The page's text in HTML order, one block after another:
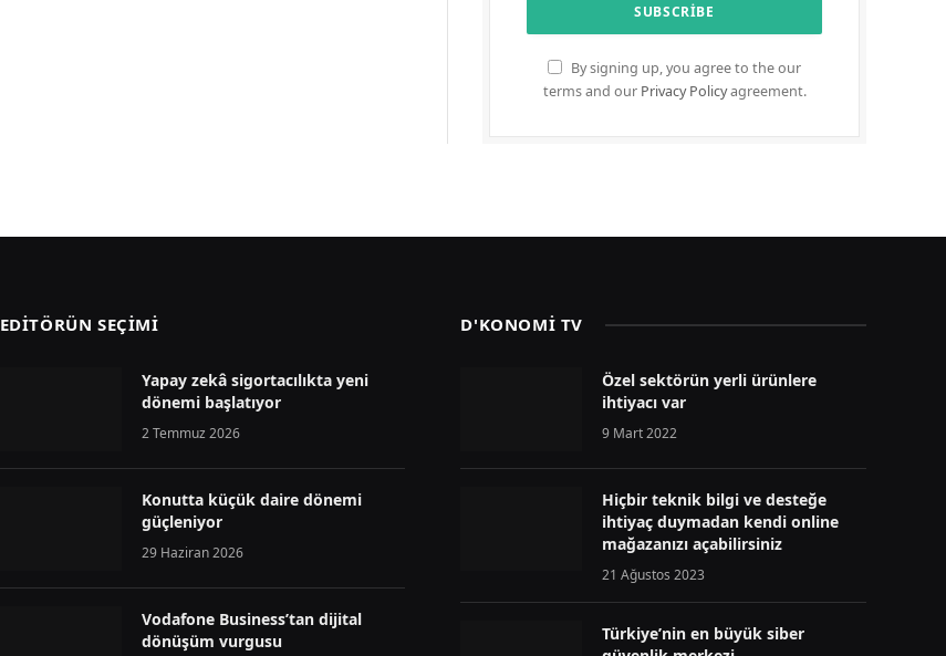
By signing up, you agree to the our
terms and our Privacy Policyagreement.
EDİTÖRÜN SEÇİMİ
Yapay zekâ sigortacılıkta yeni
dönemi başlatıyor
2 Temmuz 2026
Konutta küçük daire dönemi
güçleniyor
29 Haziran 2026
Vodafone Business’tan dijital
dönüşüm vurgusu
D'KONOMİ TV
Özel sektörün yerli ürünlere
ihtiyacı var
9 Mart 2022
Hiçbir teknik bilgi ve desteğe
ihtiyaç duymadan kendi online
mağazanızı açabilirsiniz
21 Ağustos 2023
Türkiye’nin en büyük siber